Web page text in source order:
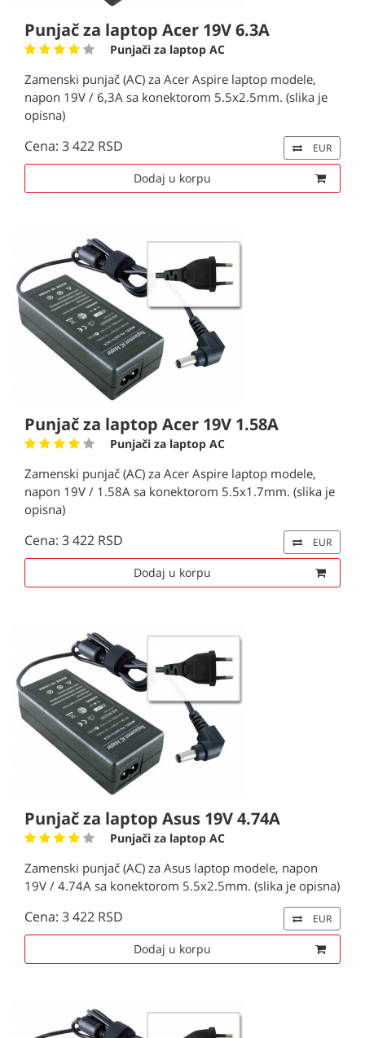
Punjač za laptop Acer 19V 6.3A
Punjači za laptop AC
Zamenski punjač (AC) za Acer Aspire laptop modele,
napon 19V / 6,3A sa konektorom 5.5x2.5mm. (slika je
opisna)
Cena: 3 422 RSD EUR
Dodaj u korpu
Punjač za laptop Acer 19V 1.58A
Punjači za laptop AC
Zamenski punjač (AC) za Acer Aspire laptop modele,
napon 19V / 1.58A sa konektorom 5.5x1.7mm. (slika je
opisna)
Cena: 3 422 RSD EUR
Dodaj u korpu
Punjač za laptop Asus 19V 4.74A
Punjači za laptop AC
Zamenski punjač (AC) za Asus laptop modele, napon
19V / 4.74A sa konektorom 5.5x2.5mm. (slika je opisna)
Cena: 3 422 RSD EUR
Dodaj u korpu